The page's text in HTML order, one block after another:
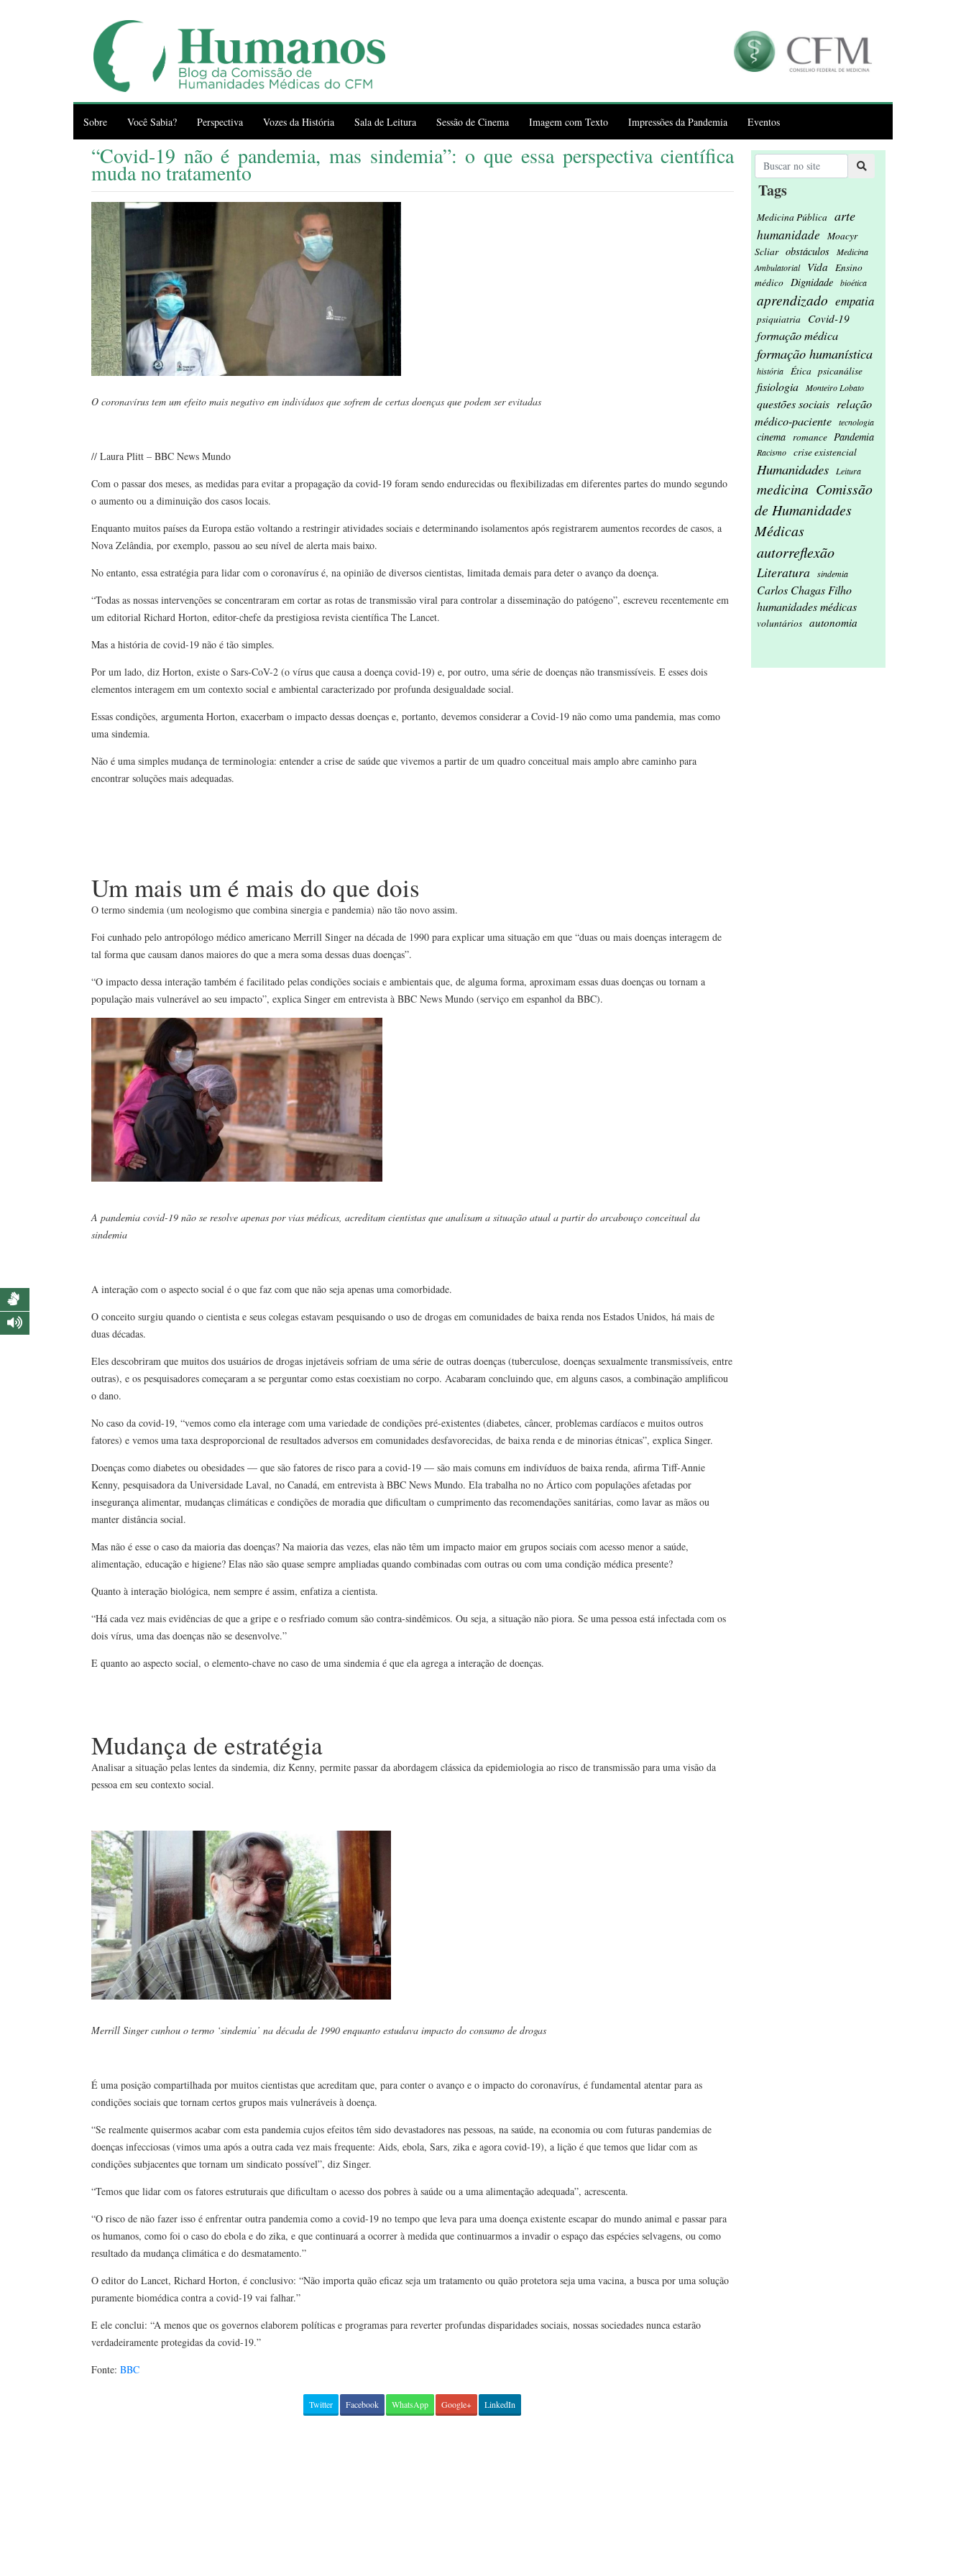
Sobre Você Sabia? Perspectiva Vozes da História Sala de Leitura Sessão de Cinema Imagem com Texto Impressões da Pandemia Eventos
“Covid-19 não é pandemia, mas sindemia”: o que essa perspectiva científica
muda no tratamento
O coronavírus tem um efeito mais negativo em indivíduos que sofrem de certas doenças que podem ser evitadas
// Laura Plitt – BBC News Mundo
Com o passar dos meses, as medidas para evitar a propagação da covid-19 foram sendo endurecidas ou flexibilizadas em diferentes partes do mundo segundo
o aumento ou a diminuição dos casos locais.
Enquanto muitos países da Europa estão voltando a restringir atividades sociais e determinando isolamentos após registrarem aumentos recordes de casos, a
Nova Zelândia, por exemplo, passou ao seu nível de alerta mais baixo.
No entanto, essa estratégia para lidar com o coronavírus é, na opinião de diversos cientistas, limitada demais para deter o avanço da doença.
“Todas as nossas intervenções se concentraram em cortar as rotas de transmissão viral para controlar a disseminação do patógeno”, escreveu recentemente em
um editorial Richard Horton, editor-chefe da prestigiosa revista científica The Lancet.
Mas a história de covid-19 não é tão simples.
Por um lado, diz Horton, existe o Sars-CoV-2 (o vírus que causa a doença covid-19) e, por outro, uma série de doenças não transmissíveis. E esses dois
elementos interagem em um contexto social e ambiental caracterizado por profunda desigualdade social.
Essas condições, argumenta Horton, exacerbam o impacto dessas doenças e, portanto, devemos considerar a Covid-19 não como uma pandemia, mas como
uma sindemia.
Não é uma simples mudança de terminologia: entender a crise de saúde que vivemos a partir de um quadro conceitual mais amplo abre caminho para
encontrar soluções mais adequadas.
Um mais um é mais do que dois
O termo sindemia (um neologismo que combina sinergia e pandemia) não tão novo assim.
Foi cunhado pelo antropólogo médico americano Merrill Singer na década de 1990 para explicar uma situação em que “duas ou mais doenças interagem de
tal forma que causam danos maiores do que a mera soma dessas duas doenças”.
“O impacto dessa interação também é facilitado pelas condições sociais e ambientais que, de alguma forma, aproximam essas duas doenças ou tornam a
população mais vulnerável ao seu impacto”, explica Singer em entrevista à BBC News Mundo (serviço em espanhol da BBC).
A pandemia covid-19 não se resolve apenas por vias médicas, acreditam cientistas que analisam a situação atual a partir do arcabouço conceitual da
sindemia
A interação com o aspecto social é o que faz com que não seja apenas uma comorbidade.
O conceito surgiu quando o cientista e seus colegas estavam pesquisando o uso de drogas em comunidades de baixa renda nos Estados Unidos, há mais de
duas décadas.
Eles descobriram que muitos dos usuários de drogas injetáveis ​​sofriam de uma série de outras doenças (tuberculose, doenças sexualmente transmissíveis, entre
outras), e os pesquisadores começaram a se perguntar como estas coexistiam no corpo. Acabaram concluindo que, em alguns casos, a combinação amplificou
o dano.
No caso da covid-19, “vemos como ela interage com uma variedade de condições pré-existentes (diabetes, câncer, problemas cardíacos e muitos outros
fatores) e vemos uma taxa desproporcional de resultados adversos em comunidades desfavorecidas, de baixa renda e de minorias étnicas”, explica Singer.
Doenças como diabetes ou obesidades — que são fatores de risco para a covid-19 — são mais comuns em indivíduos de baixa renda, afirma Tiff-Annie
Kenny, pesquisadora da Universidade Laval, no Canadá, em entrevista à BBC News Mundo. Ela trabalha no no Ártico com populações afetadas por
insegurança alimentar, mudanças climáticas e condições de moradia que dificultam o cumprimento das recomendações sanitárias, como lavar as mãos ou
manter distância social.
Mas não é esse o caso da maioria das doenças? Na maioria das vezes, elas não têm um impacto maior em grupos sociais com acesso menor a saúde,
alimentação, educação e higiene? Elas não são quase sempre ampliadas quando combinadas com outras ou com uma condição médica presente?
Quanto à interação biológica, nem sempre é assim, enfatiza a cientista.
“Há cada vez mais evidências de que a gripe e o resfriado comum são contra-sindêmicos. Ou seja, a situação não piora. Se uma pessoa está infectada com os
dois vírus, uma das doenças não se desenvolve.”
E quanto ao aspecto social, o elemento-chave no caso de uma sindemia é que ela agrega a interação de doenças.
Mudança de estratégia
Analisar a situação pelas lentes da sindemia, diz Kenny, permite passar da abordagem clássica da epidemiologia ao risco de transmissão para uma visão da
pessoa em seu contexto social.
Merrill Singer cunhou o termo ‘sindemia’ na década de 1990 enquanto estudava impacto do consumo de drogas
É uma posição compartilhada por muitos cientistas que acreditam que, para conter o avanço e o impacto do coronavírus, é fundamental atentar para as
condições sociais que tornam certos grupos mais vulneráveis ​​à doença.
“Se realmente quisermos acabar com esta pandemia cujos efeitos têm sido devastadores nas pessoas, na saúde, na economia ou com futuras pandemias de
doenças infecciosas (vimos uma após a outra cada vez mais frequente: Aids, ebola, Sars, zika e agora covid-19), a lição é que temos que lidar com as
condições subjacentes que tornam um sindicato possível”, diz Singer.
“Temos que lidar com os fatores estruturais que dificultam o acesso dos pobres à saúde ou a uma alimentação adequada”, acrescenta.
“O risco de não fazer isso é enfrentar outra pandemia como a covid-19 no tempo que leva para uma doença existente escapar do mundo animal e passar para
os humanos, como foi o caso do ebola e do zika, e que continuará a ocorrer à medida que continuarmos a invadir o espaço das espécies selvagens, ou como
resultado da mudança climática e do desmatamento.”
O editor do Lancet, Richard Horton, é conclusivo: “Não importa quão eficaz seja um tratamento ou quão protetora seja uma vacina, a busca por uma solução
puramente biomédica contra a covid-19 vai falhar.”
E ele conclui: “A menos que os governos elaborem políticas e programas para reverter profundas disparidades sociais, nossas sociedades nunca estarão
verdadeiramente protegidas da covid-19.”
Fonte: BBC
Twitter Facebook WhatsApp Google+ LinkedIn
Tags
Medicina Pública arte
humanidade
Moacyr
Scliar obstáculos
Medicina
Ambulatorial
Vida
Ensino
médico
Dignidade bioética
aprendizado empatia
psiquiatria Covid-19
formação médica
formação humanística
história Ética psicanálise
fisiologia Monteiro Lobato
questões sociais relação
médico-paciente
tecnologia
cinema romance Pandemia
Racismo crise existencial
Humanidades Leitura
medicina Comissão
de Humanidades
Médicas
autorreflexão
Literatura sindemia
Carlos Chagas Filho
humanidades médicas
voluntários autonomia